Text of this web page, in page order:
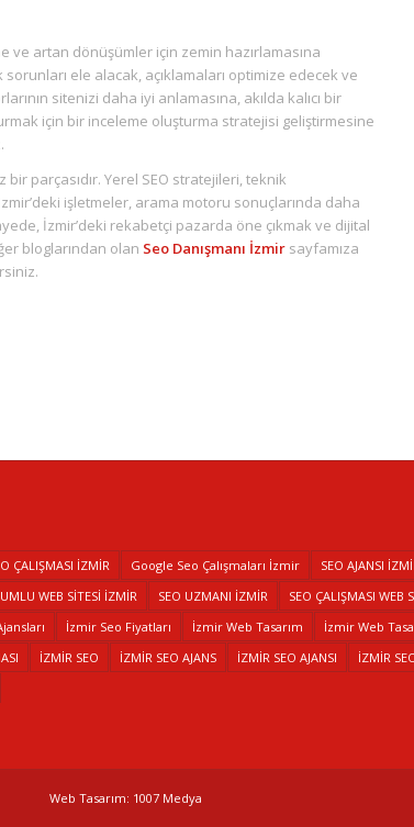
ve artan dönüşümler için zemin hazırlamasına
ele alacak, açıklamaları optimize edecek ve
sitenizi daha iyi anlamasına, akılda kalıcı bir
için bir inceleme oluşturma stratejisi geliştirmesine
parçasıdır. Yerel SEO stratejileri, teknik
işletmeler, arama motoru sonuçlarında daha
İzmir’deki rekabetçi pazarda öne çıkmak ve dijital
bloglarından olan Seo Danışmanı İzmir sayfamıza
ÇALIŞMASI İZMİR Google Seo Çalışmaları İzmir SEO AJANSI
WEB SİTESİ İZMİR SEO UZMANI İZMİR SEO ÇALIŞMASI WEB
İzmir Seo Fiyatları İzmir Web Tasarım İzmir Web
İZMİR SEO İZMİR SEO AJANS İZMİR SEO AJANSI İZMİR
Web Tasarım: 1007 Medya